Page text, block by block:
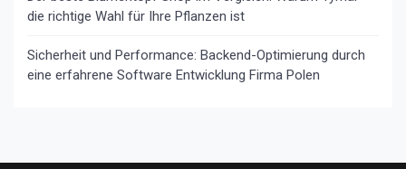
die richtige Wahl für Ihre Pflanzen ist
Sicherheit und Performance: Backend-Optimierung durch
eine erfahrene Software Entwicklung Firma Polen